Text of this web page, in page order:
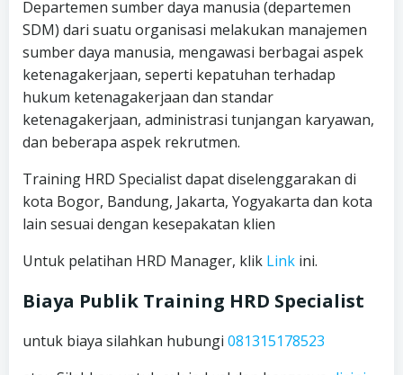
Departemen sumber daya manusia (departemen
SDM) dari suatu organisasi melakukan manajemen
sumber daya manusia, mengawasi berbagai aspek
ketenagakerjaan, seperti kepatuhan terhadap
hukum ketenagakerjaan dan standar
ketenagakerjaan, administrasi tunjangan karyawan,
dan beberapa aspek rekrutmen.
Training HRD Specialist dapat diselenggarakan di
kota Bogor, Bandung, Jakarta, Yogyakarta dan kota
lain sesuai dengan kesepakatan klien
Untuk pelatihan HRD Manager, klik Link ini.
Biaya Publik Training HRD Specialist
untuk biaya silahkan hubungi 081315178523